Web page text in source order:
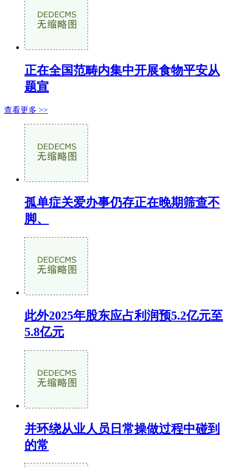
正在全国范畴内集中开展食物平安从
题宣
查看更多 >>
孤单症关爱办事仍存正在晚期筛查不
脚、
此外2025年股东应占利润预5.2亿元至
5.8亿元
并环绕从业人员日常操做过程中碰到
的常